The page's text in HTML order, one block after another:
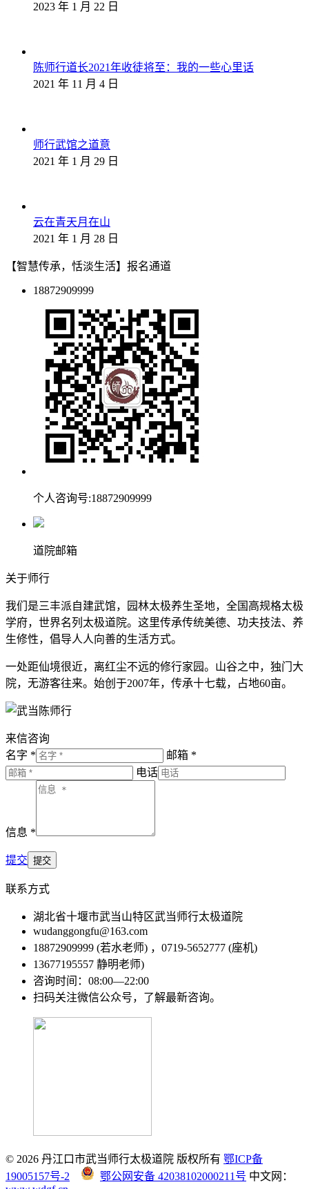
2023 年 1 月 22 日
陈师行道长2021年收徒将至：我的一些心里话
2021 年 11 月 4 日
师行武馆之道意
2021 年 1 月 29 日
云在青天月在山
2021 年 1 月 28 日
【智慧传承，恬淡生活】报名通道
18872909999
个人咨询号:18872909999
道院邮箱
关于师行
我们是三丰派自建武馆，园林太极养生圣地，全国高规格太极
学府，世界名列太极道院。这里传承传统美德、功夫技法、养
生修性，倡导人人向善的生活方式。
一处距仙境很近，离红尘不远的修行家园。山谷之中，独门大
院，无游客往来。始创于2007年，传承十七载，占地60亩。
来信咨询
名字 *
邮箱 *
电话
信息 *
提交
联系方式
湖北省十堰市武当山特区武当师行太极道院
wudanggongfu@163.com
18872909999 (若水老师) ，0719-5652777 (座机)
13677195557 静明老师)
咨询时间：08:00—22:00
扫码关注微信公众号，了解最新咨询。
© 2026 丹江口市武当师行太极道院 版权所有 鄂ICP备
19005157号-2
鄂公网安备 42038102000211号 中文网：